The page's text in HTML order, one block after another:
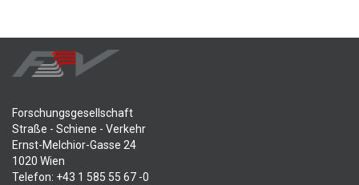
Forschungsgesellschaft
Straße - Schiene - Verkehr
Ernst-Melchior-Gasse 24
1020 Wien
Telefon: +43 1 585 55 67 -0